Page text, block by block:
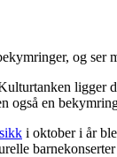
og ser
ligger
også en
i oktober i år